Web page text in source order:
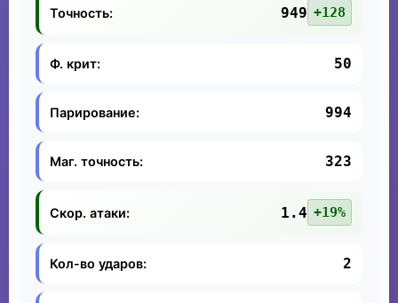
Точность: 949 +128
Ф. крит: 50
Парирование: 994
Маг. точность: 323
Скор. атаки: 1.4 +19%
Кол-во ударов: 2